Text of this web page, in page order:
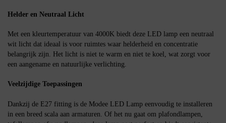
Helder en Neutraal Licht
Met een kleurtemperatuur van 4000K biedt deze LED lamp een neutraal
wit licht dat ideaal is voor ruimtes waar helderheid en concentratie
belangrijk zijn. Het licht is niet te warm en niet te koel, wat zorgt voor
een aangename en natuurlijke verlichting.
Veelzijdige Toepassingen
Dankzij de E27 fitting is de Modee LED Lamp eenvoudig te installeren
in een breed scala aan armaturen. Of het nu gaat om plafondlampen,